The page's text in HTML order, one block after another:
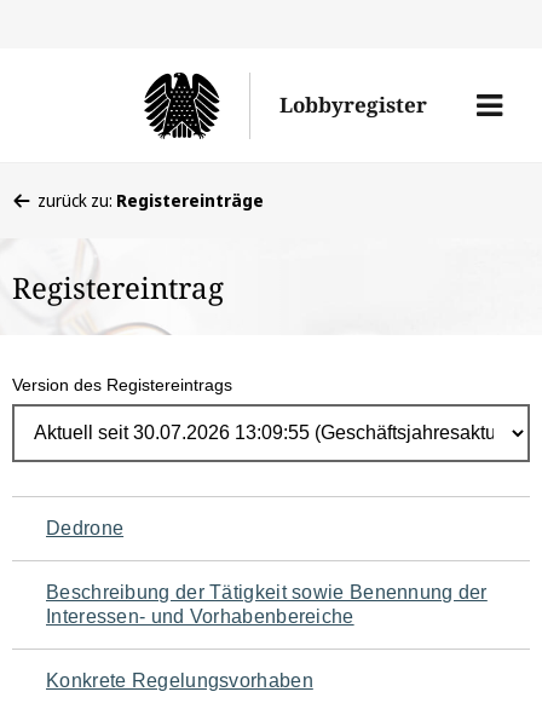
Lobbyregister
Menü
befinden
hier:
zurück zu: Registereinträge
Registereintrag
Version des Registereintrags
Navigation
für
den
Seiteninhalt
Dedrone
Beschreibung der Tätigkeit sowie Benennung der
Interessen- und Vorhabenbereiche
Konkrete Regelungsvorhaben